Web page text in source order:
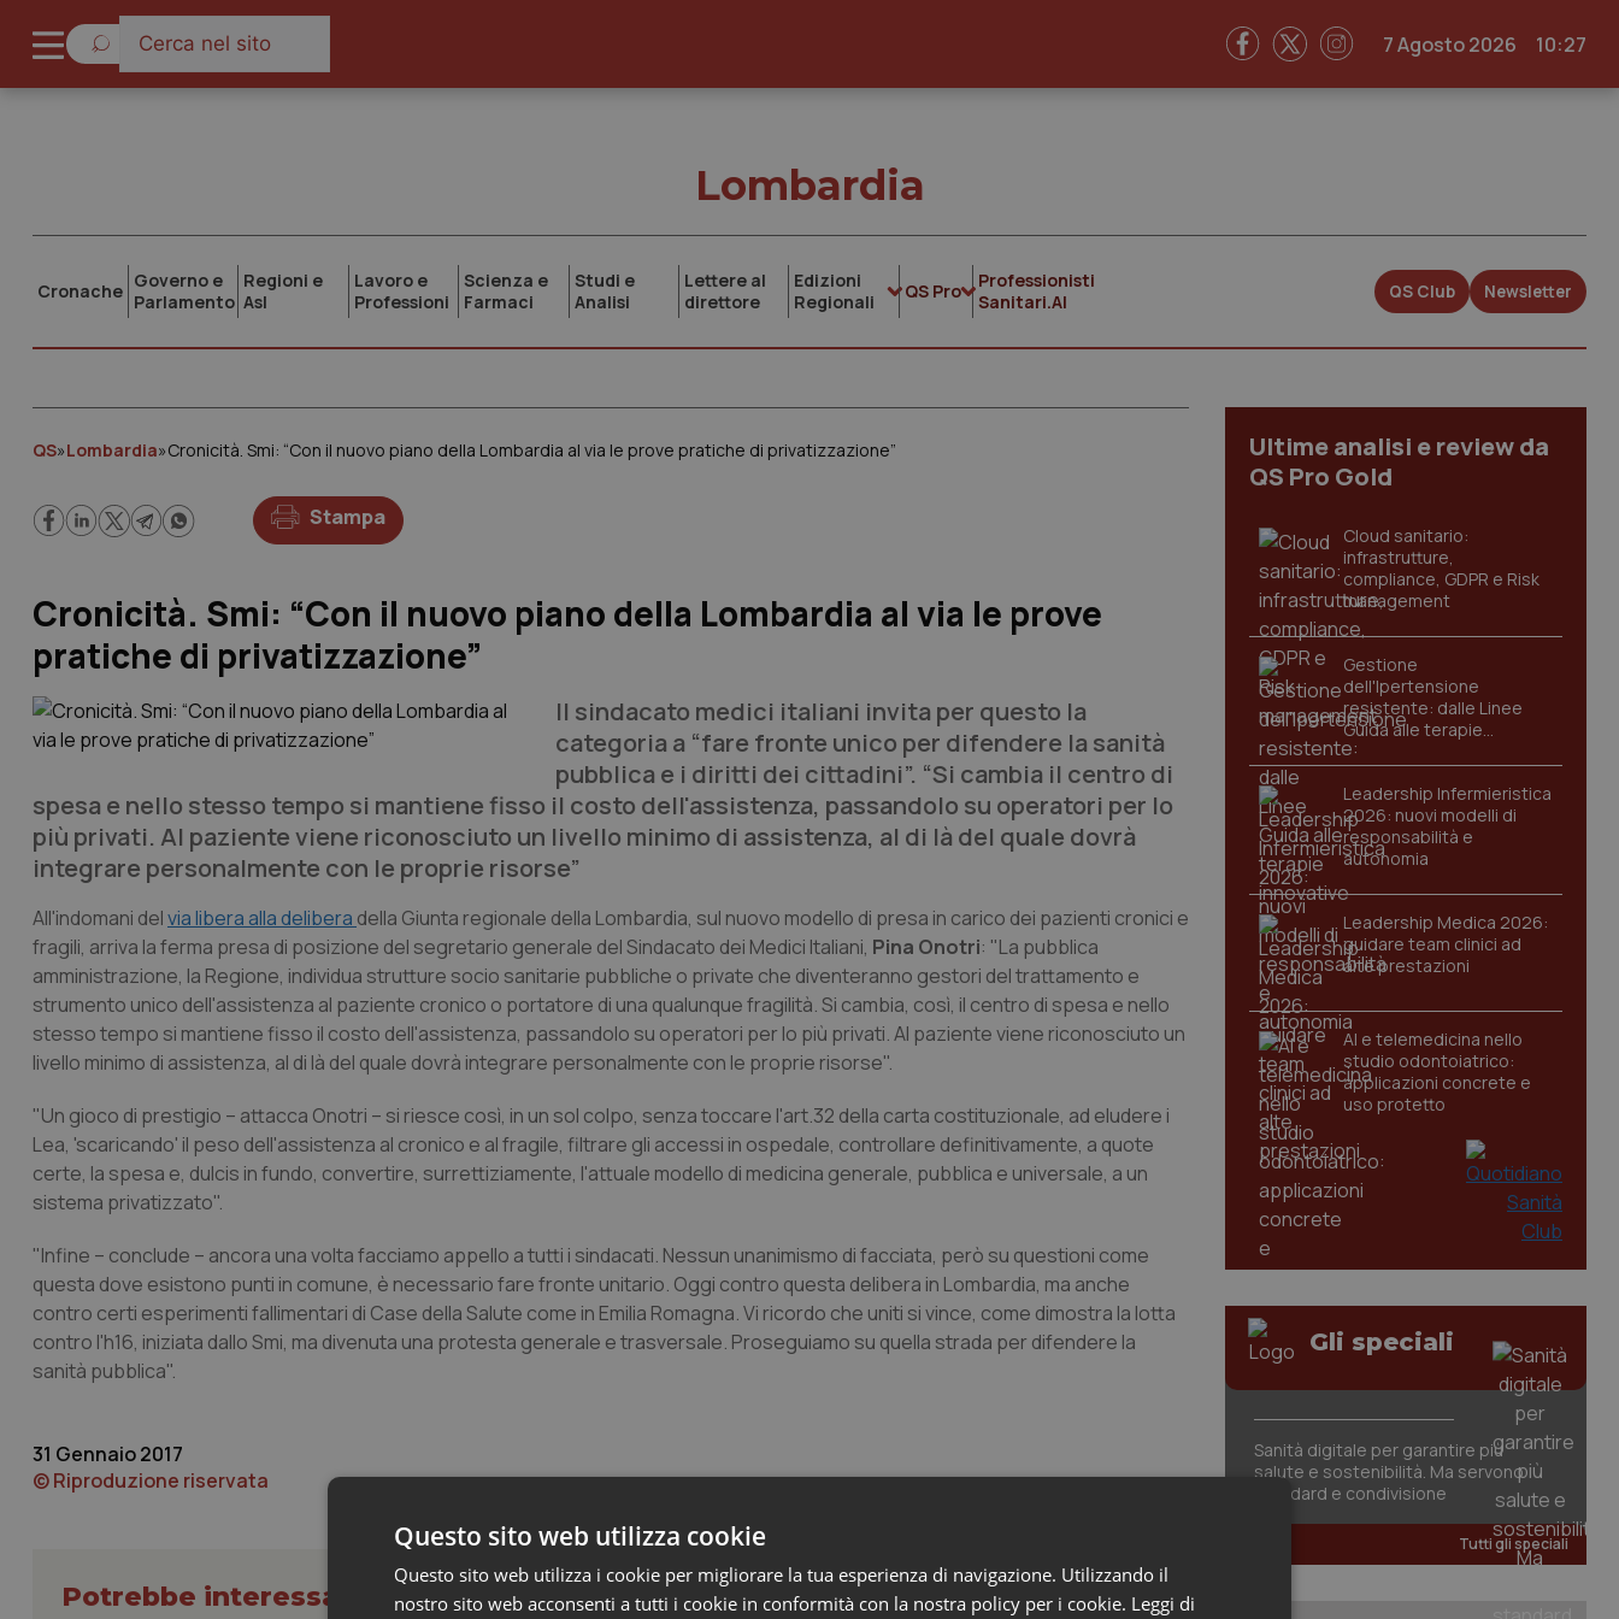
7 Agosto 2026 10:27
Lombardia
Cronache Governo e
Parlamento
Regioni e
Asl
Lavoro e
Professioni
Scienza e
Farmaci
Studi e
Analisi
Lettere al
direttore
Edizioni
Regionali
QS Pro
Professionisti
Sanitari.AI
QS Club Newsletter
QS»Lombardia»Cronicità. Smi: “Con il nuovo piano della Lombardia al via le prove pratiche di privatizzazione”
Stampa
Cronicità. Smi: “Con il nuovo piano della Lombardia al via le prove
pratiche di privatizzazione”
Il sindacato medici italiani invita per questo la
categoria a “fare fronte unico per difendere la sanità
pubblica e i diritti dei cittadini”. “Si cambia il centro di
spesa e nello stesso tempo si mantiene fisso il costo dell'assistenza, passandolo su operatori per lo
più privati. Al paziente viene riconosciuto un livello minimo di assistenza, al di là del quale dovrà
integrare personalmente con le proprie risorse”
All'indomani delvia libera alla delibera della Giunta regionale della Lombardia, sul nuovo modello di presa in carico dei pazienti cronici e
fragili, arriva la ferma presa di posizione del segretario generale del Sindacato dei Medici Italiani, Pina Onotri: "La pubblica
amministrazione, la Regione, individua strutture socio sanitarie pubbliche o private che diventeranno gestori del trattamento e
strumento unico dell'assistenza al paziente cronico o portatore di una qualunque fragilità. Si cambia, così, il centro di spesa e nello
stesso tempo si mantiene fisso il costo dell'assistenza, passandolo su operatori per lo più privati. Al paziente viene riconosciuto un
livello minimo di assistenza, al di là del quale dovrà integrare personalmente con le proprie risorse".
"Un gioco di prestigio – attacca Onotri – si riesce così, in un sol colpo, senza toccare l'art.32 della carta costituzionale, ad eludere i
Lea, 'scaricando' il peso dell'assistenza al cronico e al fragile, filtrare gli accessi in ospedale, controllare definitivamente, a quote
certe, la spesa e, dulcis in fundo, convertire, surrettiziamente, l'attuale modello di medicina generale, pubblica e universale, a un
sistema privatizzato".
"Infine – conclude – ancora una volta facciamo appello a tutti i sindacati. Nessun unanimismo di facciata, però su questioni come
questa dove esistono punti in comune, è necessario fare fronte unitario. Oggi contro questa delibera in Lombardia, ma anche
contro certi esperimenti fallimentari di Case della Salute come in Emilia Romagna. Vi ricordo che uniti si vince, come dimostra la lotta
contro l'h16, iniziata dallo Smi, ma divenuta una protesta generale e trasversale. Proseguiamo su quella strada per difendere la
sanità pubblica".
31 Gennaio 2017
© Riproduzione riservata
Potrebbe interessarti in Lombardia
Ultime analisi e review da
QS Pro Gold
Cloud sanitario:
infrastrutture,
compliance, GDPR e Risk
management
Gestione
dell'Ipertensione
resistente: dalle Linee
Guida alle terapie
innovative
Leadership Infermieristica
2026: nuovi modelli di
responsabilità e
autonomia
Leadership Medica 2026:
guidare team clinici ad
alte prestazioni
AI e telemedicina nello
studio odontoiatrico:
applicazioni concrete e
uso protetto
Gli speciali
Sanità digitale per garantire più
salute e sostenibilità. Ma servono
standard e condivisione
Tutti gli speciali
Questo sito web utilizza cookie
Questo sito web utilizza i cookie per migliorare la tua esperienza di navigazione. Utilizzando il
nostro sito web acconsenti a tutti i cookie in conformità con la nostra policy per i cookie. Leggi di